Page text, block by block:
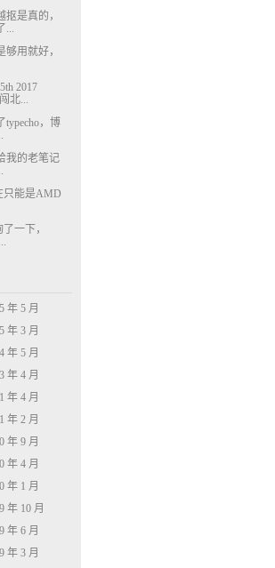
是真的，
...
用就好，
2017
北...
typecho，博
我的老笔记
只能是AMD
一下，
年 5 月
年 3 月
年 5 月
年 4 月
年 4 月
年 2 月
年 9 月
年 4 月
年 1 月
年 10 月
年 6 月
年 3 月